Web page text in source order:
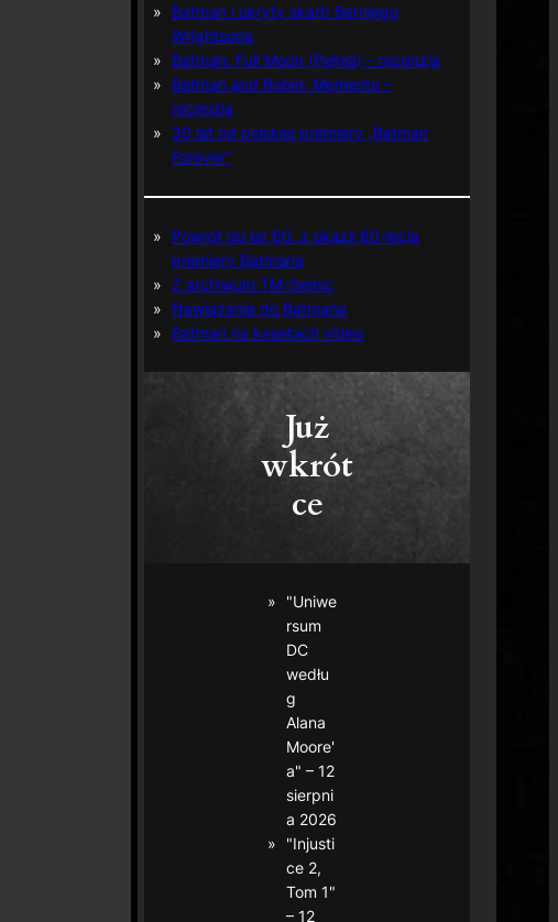
Batman i ukryty skarb Berniego
Wrightsona
Batman: Full Moon (Pełnia) – recenzja
Batman and Robin: Memento –
recenzja
30 lat od polskiej premiery „Batman
Forever”
Powrót do lat 60. z okazji 60-lecia
premiery Batmana
Z archiwum TM-Semic
Nawiązania do Batmana
Batman na kasetach video
Już
wkrót
ce
"Uniwe
rsum
DC
wedłu
g
Alana
Moore'
a" – 12
sierpni
a 2026
"Injusti
ce 2,
Tom 1"
– 12